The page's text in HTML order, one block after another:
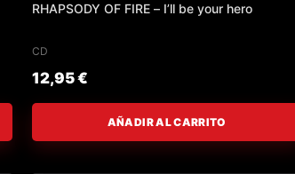
RHAPSODY OF FIRE – I’ll be your hero
CD
12,95€
AÑADIR AL CARRITO